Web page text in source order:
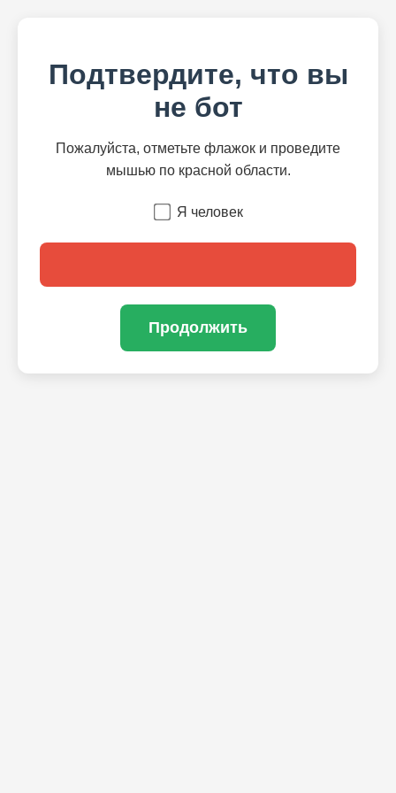
Подтвердите, что вы
не бот
Пожалуйста, отметьте флажок и проведите
мышью по красной области.
Я человек
Продолжить